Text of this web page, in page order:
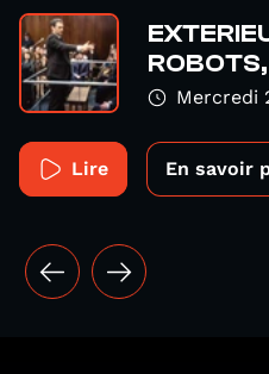
Mercredi
Lire En savoir